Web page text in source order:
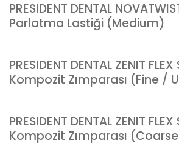
PRESIDENT DENTAL
Parlatma Lastiği (Medium)
PRESIDENT DENTAL ZENIT FLEX
Kompozit Zımparası (Fine /
PRESIDENT DENTAL ZENIT FLEX
Kompozit Zımparası